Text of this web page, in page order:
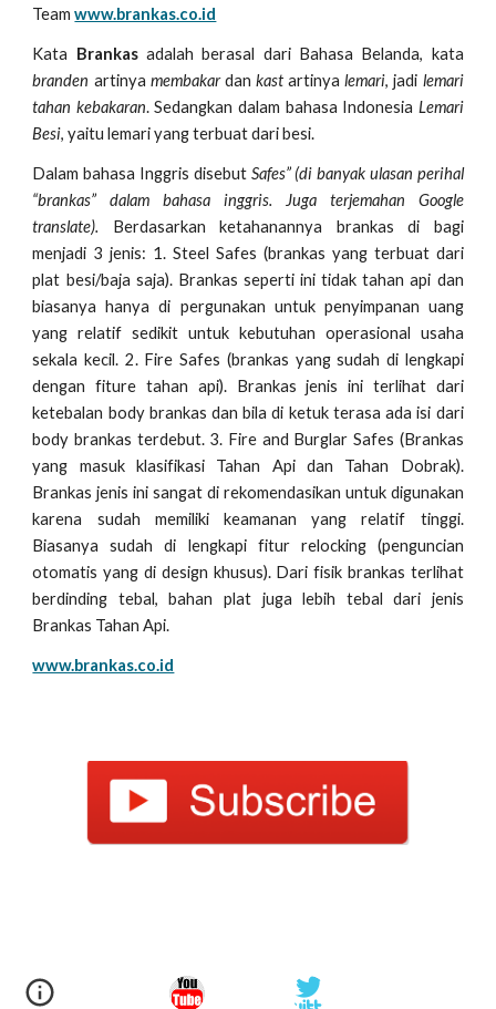
Teamwww.brankas.co.id
Kata Brankasadalah berasal dari Bahasa Belanda, kata
branden artinya membakardankast artinyalemari, jadi lemari
tahan kebakaran. Sedangkan dalam bahasa Indonesia Lemari
Besi, yaitu lemari yang terbuat dari besi.
Dalam bahasa Inggris disebut Safes” (di banyak ulasan perihal
“brankas” dalam bahasa inggris. Juga terjemahan Google
translate). Berdasarkan ketahanannya brankas di bagi
menjadi 3 jenis: 1. Steel Safes (brankas yang terbuat dari
plat besi/baja saja). Brankas seperti ini tidak tahan api dan
biasanya hanya di pergunakan untuk penyimpanan uang
yang relatif sedikit untuk kebutuhan operasional usaha
sekala kecil. 2. Fire Safes (brankas yang sudah di lengkapi
dengan fiture tahan api). Brankas jenis ini terlihat dari
ketebalan body brankas dan bila di ketuk terasa ada isi dari
body brankas terdebut. 3. Fire and Burglar Safes (Brankas
yang masuk klasifikasi Tahan Api dan Tahan Dobrak).
Brankas jenis ini sangat di rekomendasikan untuk digunakan
karena sudah memiliki keamanan yang relatif tinggi.
Biasanya sudah di lengkapi fitur relocking (penguncian
otomatis yang di design khusus). Dari fisik brankas terlihat
berdinding tebal, bahan plat juga lebih tebal dari jenis
Brankas Tahan Api.
www.brankas.co.id